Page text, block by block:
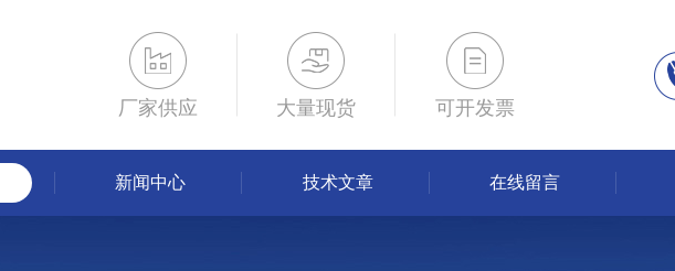
厂家供应 大量现货 可开发票
新闻中心 技术文章 在线留言